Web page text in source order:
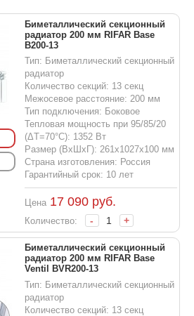
Биметаллический секционный
радиатор 200 мм RIFAR Base
B200-13
Тип: Биметаллический секционный
радиатор
Количество секций: 13 секц
Межосевое расстояние: 200 мм
Тип подключения: Боковое
Тепловая мощность при 95/85/20
(ΔT=70°C): 1352 Вт
Размер (ВхШхГ): 261x1027x100 мм
Страна изготовления: Россия
Гарантийный срок: 10 лет
Цена 17 090руб.
Количество: - +
Биметаллический секционный
радиатор 200 мм RIFAR Base
Ventil BVR200-13
Тип: Биметаллический секционный
радиатор
Количество секций: 13 секц